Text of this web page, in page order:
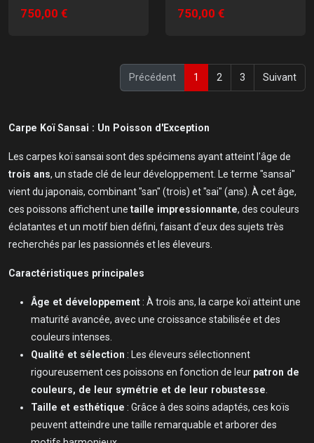
750,00 € 750,00 €
Précédent 1 (current)
2 3 Suivant
Carpe Koï Sansai : Un Poisson d'Exception
Les carpes koï sansai sont des spécimens ayant atteint l'âge de
trois ans, un stade clé de leur développement. Le terme "sansai"
vient du japonais, combinant "san" (trois) et "sai" (ans). À cet âge,
ces poissons affichent une taille impressionnante, des couleurs
éclatantes et un motif bien défini, faisant d'eux des sujets très
recherchés par les passionnés et les éleveurs.
Caractéristiques principales
Âge et développement : À trois ans, la carpe koï atteint une
maturité avancée, avec une croissance stabilisée et des
couleurs intenses.
Qualité et sélection : Les éleveurs sélectionnent
rigoureusement ces poissons en fonction de leur patron de
couleurs, de leur symétrie et de leur robustesse
Taille et esthétique : Grâce à des soins adaptés, ces koïs
peuvent atteindre une taille remarquable et arborer des